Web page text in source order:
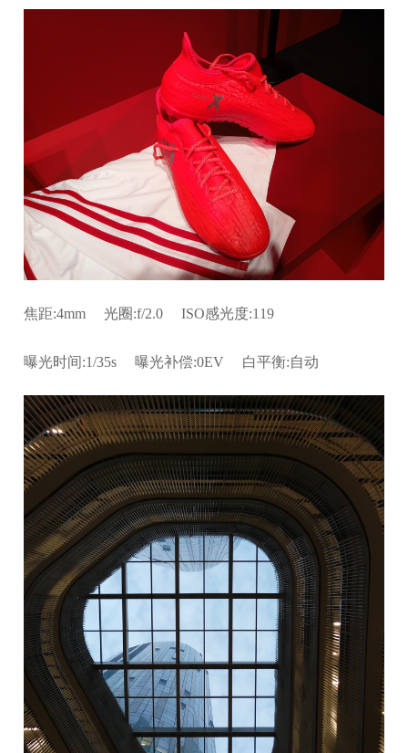
焦距:4mm 光圈:f/2.0 ISO感光度:119
曝光时间:1/35s 曝光补偿:0EV 白平衡:自动